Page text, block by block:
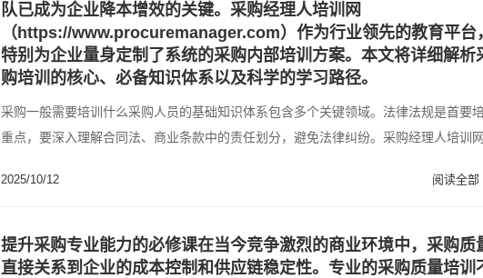
队已成为企业降本增效的关键。采购经理人培训网
（https://www.procuremanager.com）作为行业领先的教育平台，
特别为企业量身定制了系统的采购内部培训方案。本文将详细解析
购培训的核心、必备知识体系以及科学的学习路径。
采购一般需要培训什么采购人员的基础知识体系包含多个关键领域。法律法规是首要
重点，要深入理解合同法、商业条款中的责任划分，避免法律纠纷。采购经理人培训网
2025/10/12 阅读全部
提升采购专业能力的必修课在当今竞争激烈的商业环境中，采购质
直接关系到企业的成本控制和供应链稳定性。专业的采购质量培训